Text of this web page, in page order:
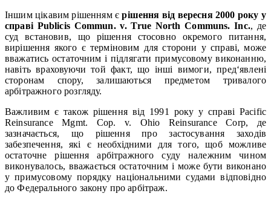
Іншим цікавим рішенням єрішення від вересня 2000 року у
справі Publicis Commun. v. True North Communs. Inc., де
суд встановив, що рішення стосовно окремого питання,
вирішення якого є терміновим для сторони у справі, може
вважатись остаточним і підлягати примусовому виконанню,
навіть враховуючи той факт, що інші вимоги, пред‘явлені
сторонам спору, залишаються предметом тривалого
арбітражного розгляду.
Важливим є також рішення від 1991 року у справі Pacific
Reinsurance Mgmt. Cop. v. Ohio Reinsurance Corp, де
зазначається, що рішення про застосування заходів
забезпечення, які є необхідними для того, щоб можливе
остаточне рішення арбітражного суду належним чином
виконувалось, вважається остаточним і може бути виконано
у примусовому порядку національними судами відповідно
до Федерального закону про арбітраж.